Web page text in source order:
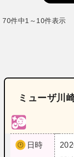
70件中1～10件表示
ミューザ川
日時